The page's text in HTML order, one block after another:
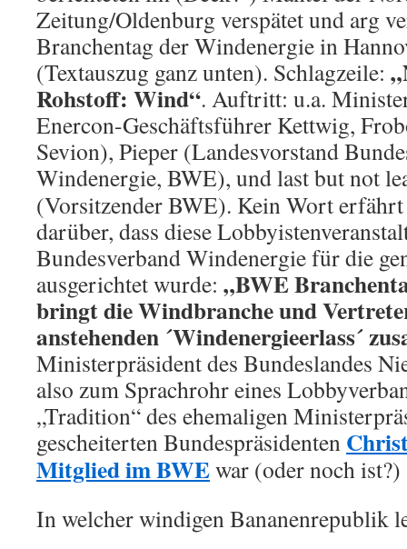
Zeitung/Oldenburg verspätet und arg
Branchentag der Windenergie in
(Textauszug ganz unten). Schlagzeile:
Rohstoff: Wind“. Auftritt: u.a.
Enercon-Geschäftsführer Kettwig,
Sevion), Pieper (Landesvorstand
Windenergie, BWE), und last but not
(Vorsitzender BWE). Kein Wort
darüber, dass diese
Bundesverband Windenergie für die
ausgerichtet wurde: „BWE
bringt die Windbranche und
anstehenden ´Windenergieerlass´
Ministerpräsident des Bundeslandes
also zum Sprachrohr eines
„Tradition“ des ehemaligen
gescheiterten Bundespräsidenten
Mitglied im BWEwar (oder noch ist?)
In welcher windigen Bananenrepublik